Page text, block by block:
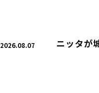
2026.08.07 ニッタが